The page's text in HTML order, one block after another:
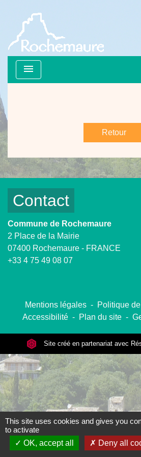
menu
Retour
Contact
Commune de Rochemaure
2 Place de la Mairie
07400 Rochemaure - FRANCE
+33 4 75 49 08 07
Mentions légales - Politique
Accessibilité - Plan du site -
Site créé en partenariat avec
This site uses cookies and gives you
to activate
OK, accept all
Deny all